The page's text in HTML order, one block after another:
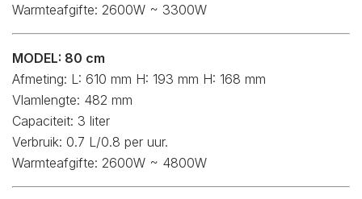
Warmteafgifte: 2600W ~ 3300W
MODEL: 80 cm
Afmeting: L: 610 mm H: 193 mm H: 168 mm
Vlamlengte: 482 mm
Capaciteit: 3 liter
Verbruik: 0.7 L/0.8 per uur.
Warmteafgifte: 2600W ~ 4800W